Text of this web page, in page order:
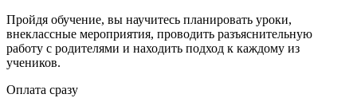
Пройдя обучение, вы научитесь планировать уроки,
внеклассные мероприятия, проводить разъяснительную
работу с родителями и находить подход к каждому из
учеников.
Оплата сразу